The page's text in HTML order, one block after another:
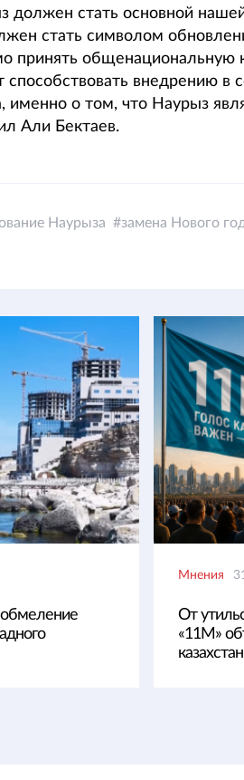
должен стать основной
стать символом
принять общенациональную
способствовать внедрению в
именно о том, что Наурыз
Али Бектаев.
Наурыза замена Нового
Мнения
От
«11М»